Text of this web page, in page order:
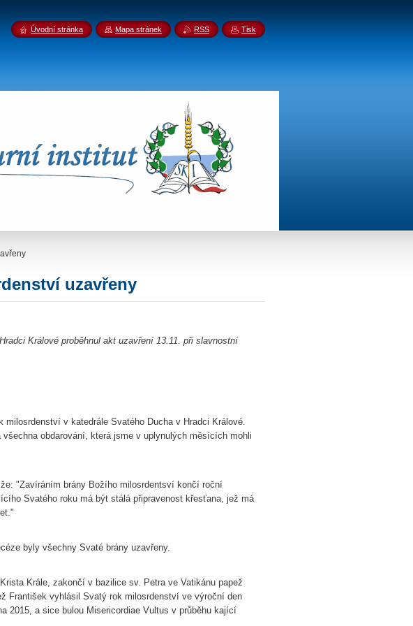
uzavřeny
Králové proběhnul akt uzavření 13.11. při slavnostní
v katedrále Svatého Ducha v Hradci Králové.
obdarování, která jsme v uplynulých měsících mohli
"Zavíráním brány Božího milosrdentsví končí roční
Svatého roku má být stálá připravenost křesťana, jež má
byly všechny Svaté brány uzavřeny.
Krále, zakončí v bazilice sv. Petra ve Vatikánu papež
František vyhlásil Svatý rok milosrdenství ve výroční den
2015, a sice bulou Misericordiae Vultus v průběhu kající
Úvodní stránka Mapa stránek RSS Tisk